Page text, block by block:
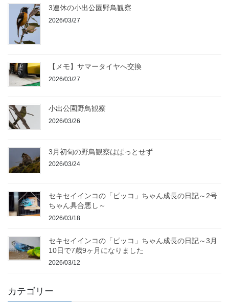
3連休の小出公園野鳥観察
2026/03/27
【メモ】サマータイヤへ交換
2026/03/27
小出公園野鳥観察
2026/03/26
3月初旬の野鳥観察はぱっとせず
2026/03/24
セキセイインコの「ピッコ」ちゃん成長の日記～2号
ちゃん具合悪し～
2026/03/18
セキセイインコの「ピッコ」ちゃん成長の日記～3月
10日で7歳9ヶ月になりました
2026/03/12
カテゴリー